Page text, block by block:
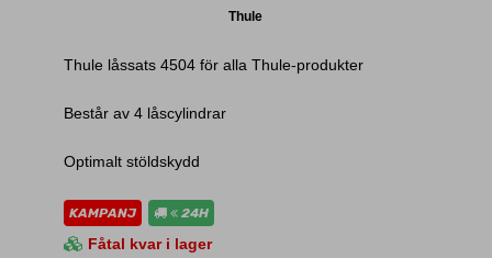
Thule
Thule låssats 4504 för alla Thule-produkter
Består av 4 låscylindrar
Optimalt stöldskydd
KAMPANJ 24H
Fåtal kvar i lager